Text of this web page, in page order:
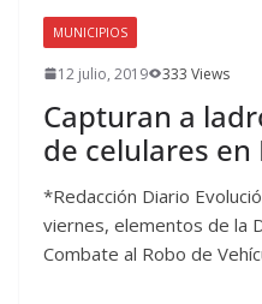
MUNICIPIOS
12 julio, 2019 333 Views
Capturan a
de celulares en
*Redacción Diario
viernes, elementos de la
Combate al Robo de